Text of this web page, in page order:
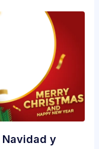
Navidad y